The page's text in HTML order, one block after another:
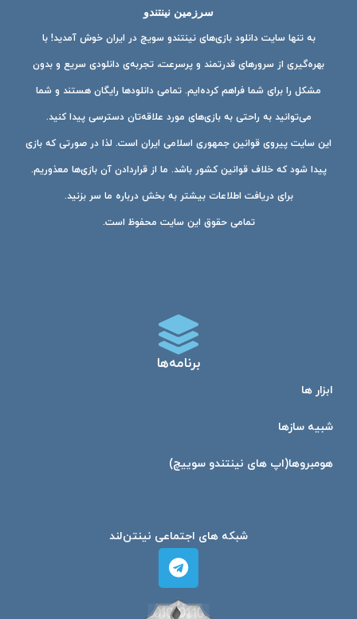
سرزمین نینتندو
به تنها سایت دانلود بازی‌های نینتندو سویچ در ایران خوش آمدید! با
بهره‌گیری از سرورهای قدرتمند و پرسرعت، تجربه‌ی دانلودی سریع و بدون
مشکل را برای شما فراهم کرده‌ایم. تمامی دانلودها رایگان هستند و شما
می‌توانید به راحتی به بازی‌های مورد علاقه‌تان دسترسی پیدا کنید.
این سایت پیروی قوانین جمهوری اسلامی ایران است. لذا در صورتی که بازی
پیدا شود که خلاف قوانین کشور باشد. ما از قراردادن آن بازی‌ها معذوریم.
برای دریافت اطلاعات بیشتر به بخش درباره ما سر بزنید.
تمامی حقوق این سایت محفوظ است.
برنامه‌ها
ابزار ها
شبیه ساز‌ها
هومبرو‌ها(اپ های نینتندو سوییچ)
شبکه های اجتماعی نینتن‌لند